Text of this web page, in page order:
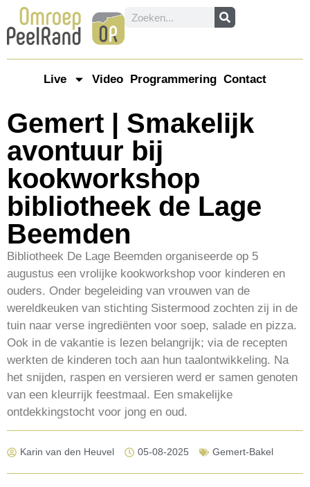
Live Video Programmering Contact
Gemert | Smakelijk
avontuur bij
kookworkshop
bibliotheek de Lage
Beemden
Bibliotheek De Lage Beemden organiseerde op 5
augustus een vrolijke kookworkshop voor kinderen en
ouders. Onder begeleiding van vrouwen van de
wereldkeuken van stichting Sistermood zochten zij in de
tuin naar verse ingrediënten voor soep, salade en pizza.
Ook in de vakantie is lezen belangrijk; via de recepten
werkten de kinderen toch aan hun taalontwikkeling. Na
het snijden, raspen en versieren werd er samen genoten
van een kleurrijk feestmaal. Een smakelijke
ontdekkingstocht voor jong en oud.
Karin van den Heuvel 05-08-2025 Gemert-Bakel